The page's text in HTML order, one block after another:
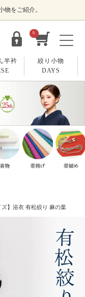
物をご紹介。
0
半衿
絞り小物
DAYS
ズ】浴衣 有松絞り 麻の葉